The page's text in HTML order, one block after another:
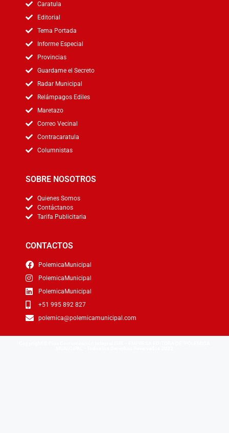
Caratula
Editorial
Tema Portada
Informe Especial
Provincias
Guardame el Secreto
Radar Municipal
Relámpagos Ediles
Maretazo
Correo Vecinal
Contracaratula
Columnistas
SOBRE NOSOTROS
Quienes Somos
Contáctanos
Tarifa Publicitaria
CONTACTOS
PolemicaMunicipal
PolemicaMunicipal
PolemicaMunicipal
+51 995 892 827
polemica@polemicamunicipal.com